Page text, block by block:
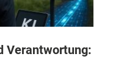
Verantwortung: